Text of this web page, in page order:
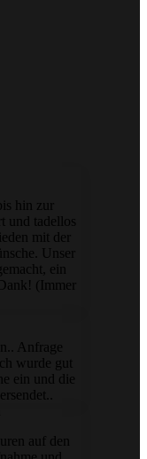
hin zur
und tadellos
mit der
Unser
ein
(Immer
Anfrage
wurde gut
ein und die
auf den